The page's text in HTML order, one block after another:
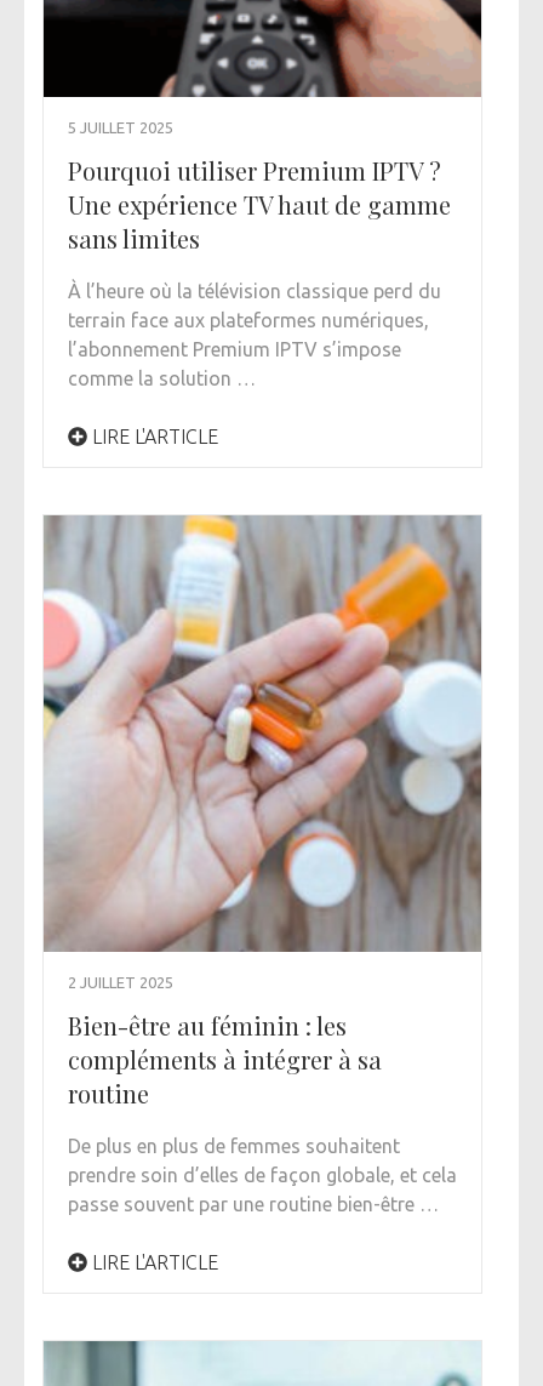
5 JUILLET 2025
Pourquoi utiliser Premium IPTV ?
Une expérience TV haut de gamme
sans limites
À l’heure où la télévision classique perd du
terrain face aux plateformes numériques,
l’abonnement Premium IPTV s’impose
comme la solution …
LIRE L'ARTICLE
2 JUILLET 2025
Bien-être au féminin : les
compléments à intégrer à sa
routine
De plus en plus de femmes souhaitent
prendre soin d’elles de façon globale, et cela
passe souvent par une routine bien-être …
LIRE L'ARTICLE